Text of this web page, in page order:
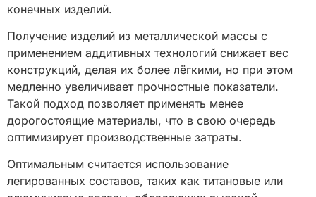
конечных изделий.
Получение изделий из металлической массы с
применением аддитивных технологий снижает вес
конструкций, делая их более лёгкими, но при этом
медленно увеличивает прочностные показатели.
Такой подход позволяет применять менее
дорогостоящие материалы, что в свою очередь
оптимизирует производственные затраты.
Оптимальным считается использование
легированных составов, таких как титановые или